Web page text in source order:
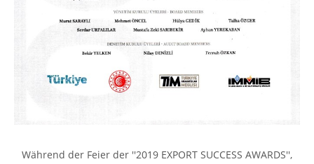
Während der Feier der ''2019 EXPORT SUCCESS AWARDS'',